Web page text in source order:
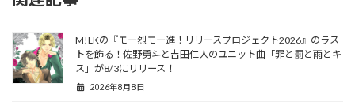
M!LKの『モー烈モー進！リリースプロジェクト2026』のラス
トを飾る！佐野勇斗と吉田仁人のユニット曲「罪と罰と雨とキ
ス」が8/3にリリース！
2026年8月8日